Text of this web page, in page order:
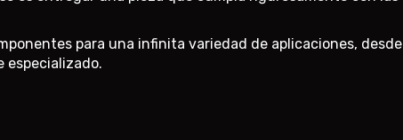
para una infinita variedad de aplicaciones, desde
especializado.